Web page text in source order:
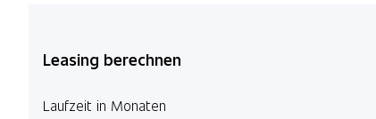
Leasing berechnen
Laufzeit in Monaten